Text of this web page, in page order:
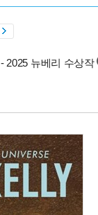
- 2025 뉴베리 수상작